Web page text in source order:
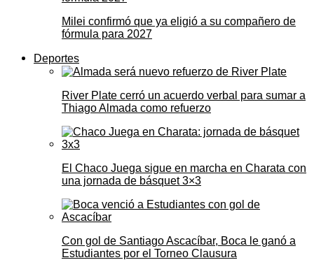
Milei confirmó que ya eligió a su compañero de
fórmula para 2027
Deportes
River Plate cerró un acuerdo verbal para sumar a
Thiago Almada como refuerzo
El Chaco Juega sigue en marcha en Charata con
una jornada de básquet 3×3
Con gol de Santiago Ascacíbar, Boca le ganó a
Estudiantes por el Torneo Clausura